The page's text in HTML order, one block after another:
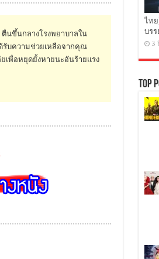
นขึ้นกลางโรงพยาบาลใน
รับความช่วยเหลือจากคุณ
พื่อหยุดยั้งหายนะอันร้ายแรง
ไท
บร
3
Top